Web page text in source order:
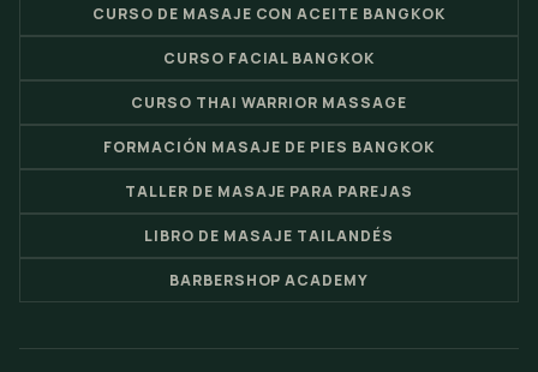
CURSO DE MASAJE CON ACEITE BANGKOK
CURSO FACIAL BANGKOK
CURSO THAI WARRIOR MASSAGE
FORMACIÓN MASAJE DE PIES BANGKOK
TALLER DE MASAJE PARA PAREJAS
LIBRO DE MASAJE TAILANDÉS
BARBERSHOP ACADEMY